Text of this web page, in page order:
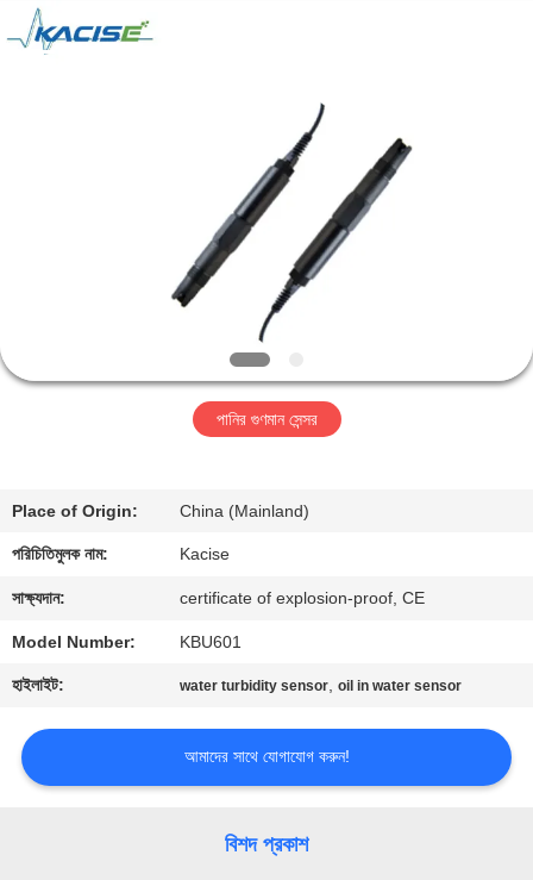
আমাদের
সম্পর্কে
ভ্রমণ
মান
নিয়ন্ত্রণ
আমাদের
সাথে
যোগাযোগ
Kacise
Optronics
Co.,Ltd..
পানির গুণমান সেন্সর
Place of Origin: China (Mainland)
পরিচিতিমুলক নাম: Kacise
সাক্ষ্যদান: certificate of explosion-proof, CE
Model Number: KBU601
হাইলাইট: water turbidity sensor,oil in water sensor
আমাদের সাথে যোগাযোগ করুন!
বিশদ প্রকাশ